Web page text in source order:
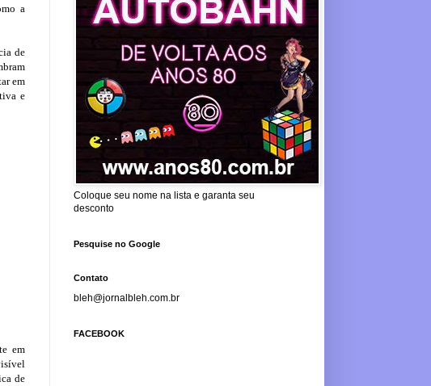
a
de
em
e
em
de
Coloque seu nome na lista e garanta seu
desconto
Pesquise no Google
Contato
bleh@jornalbleh.com.br
FACEBOOK